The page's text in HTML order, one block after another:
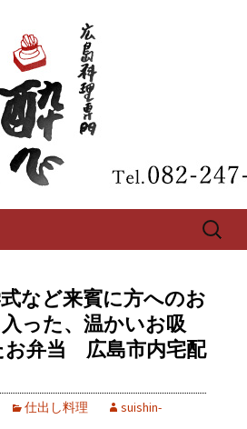
広島料理専門【酔
検
など来賓に方へのお
った、温かいお吸
お弁当 広島市内宅配
仕出し料理
suishin-